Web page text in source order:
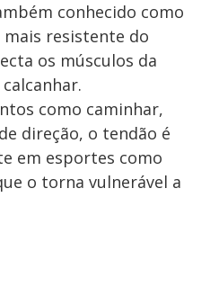
conhecido como
resistente do
os músculos da
como caminhar,
direção, o tendão é
em esportes como
o torna vulnerável a